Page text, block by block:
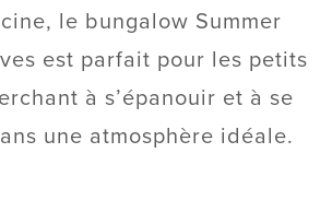
le bungalow Summer
est parfait pour les petits
à s’épanouir et à se
une atmosphère idéale.